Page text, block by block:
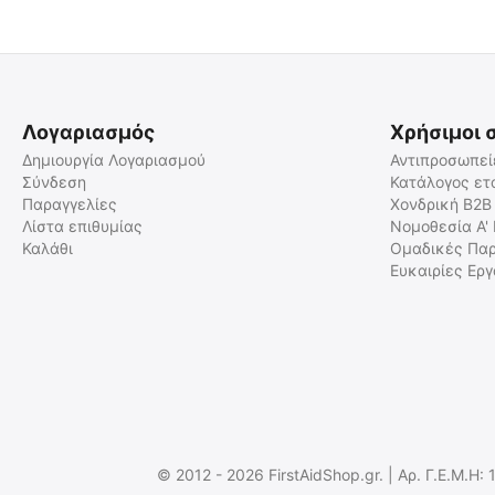
Prestan Επιγονατιδικό
Μαξιλαράκι για Εκπαίδευση
ΚΑΡ.Π.Α
2023558
Prestan Ανταλλακτικό Clicker
για Πρόπλασμα Ενήλικα
Άμεσα διαθέσιμο
Λογαριασμός
Δημιουργία Λογαριασμού
Σύνδεση
Παραγγελίες
Λίστα επιθυμίας
Καλάθι
Χρήσιμοι
Κατάλογος
Χονδρική B2B
Νομοθεσία Α'
Ομαδικές
Ευκαιρίες
© 2012 - 2026 FirstAidShop.gr. | Αρ. Γ.Ε.Μ.Η: